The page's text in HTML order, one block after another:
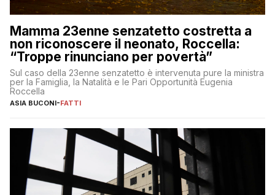
Mamma 23enne senzatetto costretta a
non riconoscere il neonato, Roccella:
“Troppe rinunciano per povertà”
Sul caso della 23enne senzatetto è intervenuta pure la ministra
per la Famiglia, la Natalità e le Pari Opportunità Eugenia
Roccella
ASIA BUCONI-FATTI